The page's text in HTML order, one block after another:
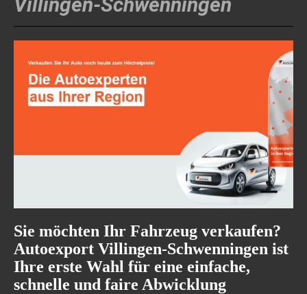
Sie möchten Ihr Fahrzeug verkaufen?
Autoexport Villingen-Schwenningen ist
Ihre erste Wahl für eine einfache,
schnelle und faire Abwicklung